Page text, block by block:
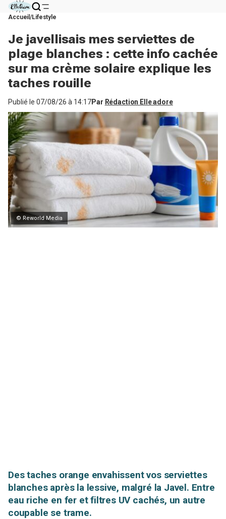
Accueil Lifestyle
Je javellisais mes serviettes de
plage blanches : cette info cachée
sur ma crème solaire explique les
taches rouille
Publié le 07/08/26 à 14:17Par Rédaction Elle adore
© Reworld Media
Des taches orange envahissent vos serviettes
blanches après la lessive, malgré la Javel. Entre
eau riche en fer et filtres UV cachés, un autre
coupable se trame.